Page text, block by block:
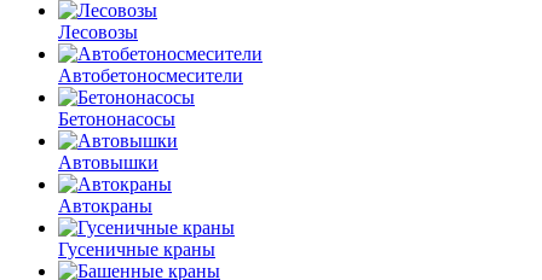
Лесовозы
Автобетоно­смесители
Бетононасосы
Автовышки
Автокраны
Гусеничные краны